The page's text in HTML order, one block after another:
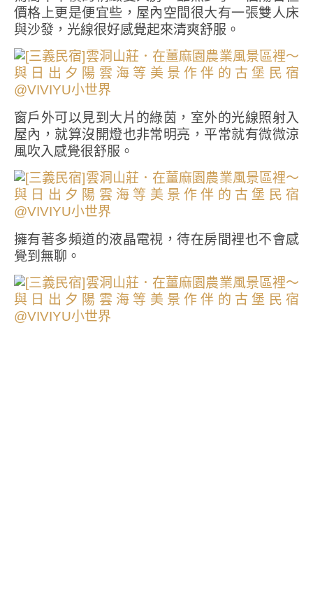
價格上更是便宜些，屋內空間很大有一張雙人床
與沙發，光線很好感覺起來清爽舒服。
窗戶外可以見到大片的綠茵，室外的光線照射入
屋內，就算沒開燈也非常明亮，平常就有微微涼
風吹入感覺很舒服。
擁有著多頻道的液晶電視，待在房間裡也不會感
覺到無聊。